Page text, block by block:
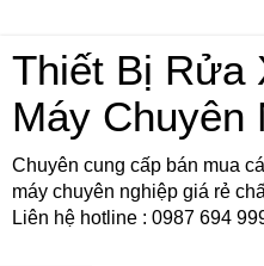
Thiết Bị Rửa
Máy Chuyên
Chuyên cung cấp bán mua
máy chuyên nghiệp giá rẻ
Liên hệ hotline : 0987 694